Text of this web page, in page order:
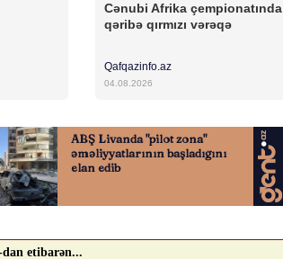
Cənubi Afrika çempionatında
qəribə qırmızı vərəqə
Qafqazinfo.az
04.08.2026